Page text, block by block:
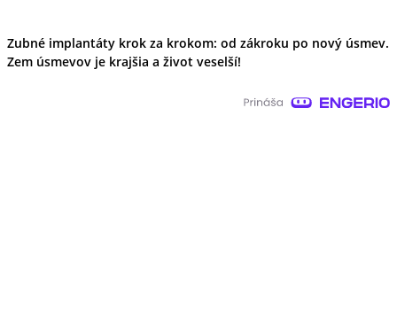
Zubné implantáty krok za krokom: od zákroku po nový úsmev.
Zem úsmevov je krajšia a život veselší!